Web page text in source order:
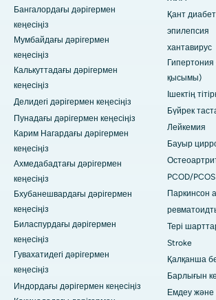
Бангалордағы дәрігермен
кеңесіңіз
Мумбайдағы дәрігермен
кеңесіңіз
Калькуттадағы дәрігермен
кеңесіңіз
Делидегі дәрігермен кеңесіңіз
Пунадағы дәрігермен кеңесіңіз
Карим Нагардағы дәрігермен
кеңесіңіз
Ахмедабадтағы дәрігермен
кеңесіңіз
Бхубанешвардағы дәрігермен
кеңесіңіз
Биласпурдағы дәрігермен
кеңесіңіз
Гувахатидегі дәрігермен
кеңесіңіз
Индордағы дәрігермен кеңесіңіз
Қант
эпилепсия
хантавирус
Гипертония
қысымы)
Ішектің
Бүйрек
Лейкемия
Бауыр
PCOD/PCOS
Паркинсон
Тері
Stroke
Қалқанша
Барлығын
Емдеу және